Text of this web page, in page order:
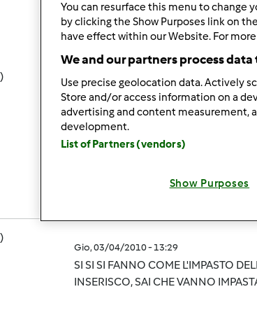
Gio, 03/04/2010 - 09:52
Buongiorno a tutti voi vi e' mai
ringrazio tantissimo aspetto vostre
Gio, 03/04/2010 - 13:29
SI SI SI FANNO COME L'IMPASTO
INSERISCO, SAI CHE VANNO
You can resurface this menu to change
by clicking the Show Purposes link on
have effect within our Website. For
We and our partners process
Use precise geolocation data. Actively
Store and/or access information on a
advertising and content measurement,
development.
List of Partners (vendors)
Show Purposes